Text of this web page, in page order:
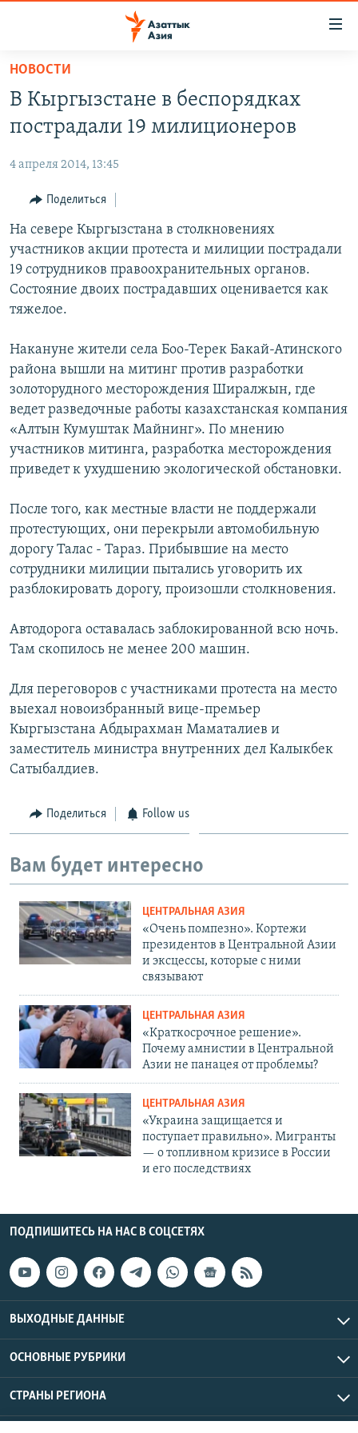
Вернуться
основному
содержанию
Вернутся
навигации
Вернутся
поиску
КАЗАХСТАН
УЗБЕКИСТАН
ТАДЖИКИСТАН
НОВОСТИ
ВОЙНА В УКРАИНЕ
НА ДРУГИХ ЯЗЫКАХ
ҚАЗАҚША
КЫРГЫЗЧА
ТОҶИКӢ
TÜRKMENÇE
Все сайты РСЕ/РС
НОВОСТИ
В Кыргызстане в беспорядках
пострадали 19 милиционеров
4 апреля 2014, 13:45
Поделиться
На севере Кыргызстана в столкновениях
участников акции протеста и милиции пострадали
19 сотрудников правоохранительных органов.
Состояние двоих пострадавших оценивается как
тяжелое.
Накануне жители села Боо-Терек Бакай-Атинского
района вышли на митинг против разработки
золоторудного месторождения Ширалжын, где
ведет разведочные работы казахстанская компания
«Алтын Кумуштак Майнинг». По мнению
участников митинга, разработка месторождения
приведет к ухудшению экологической обстановки.
После того, как местные власти не поддержали
протестующих, они перекрыли автомобильную
дорогу Талас - Тараз. Прибывшие на место
сотрудники милиции пытались уговорить их
разблокировать дорогу, произошли столкновения.
Автодорога оставалась заблокированной всю ночь.
Там скопилось не менее 200 машин.
Для переговоров с участниками протеста на место
выехал новоизбранный вице-премьер
Кыргызстана Абдырахман Маматалиев и
заместитель министра внутренних дел Калыкбек
Сатыбалдиев.
Поделиться Follow us
Вам будет интересно
ЦЕНТРАЛЬНАЯ АЗИЯ
«Очень помпезно». Кортежи
президентов в Центральной Азии
и эксцессы, которые с ними
связывают
ЦЕНТРАЛЬНАЯ АЗИЯ
«Краткосрочное решение».
Почему амнистии в Центральной
Азии не панацея от проблемы?
ЦЕНТРАЛЬНАЯ АЗИЯ
«Украина защищается и
поступает правильно». Мигранты
— о топливном кризисе в России
и его последствиях
ПОДПИШИТЕСЬ НА НАС В СОЦСЕТЯХ
ВЫХОДНЫЕ ДАННЫЕ
ОСНОВНЫЕ РУБРИКИ
СТРАНЫ РЕГИОНА